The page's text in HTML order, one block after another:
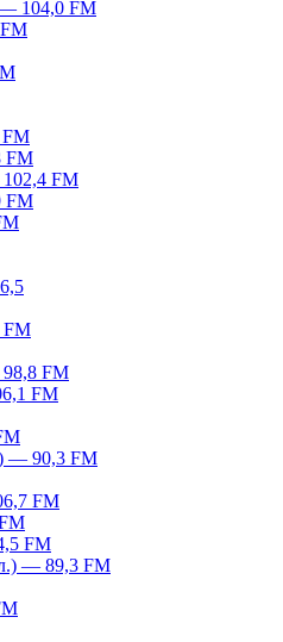
— 104,0 FM
FM
FM
FM
FM
FM
FM
— 90,3 FM
FM
FM
— 89,3 FM